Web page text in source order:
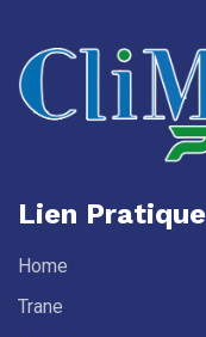
Lien Pratique
Home
Trane